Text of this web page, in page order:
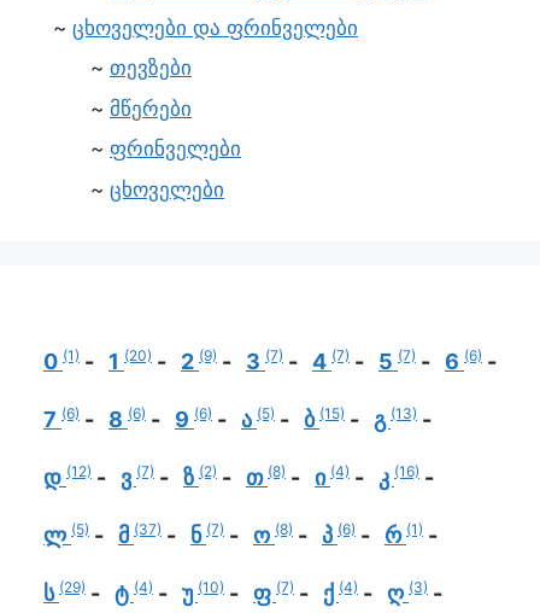
ცხოველები და ფრინველები
თევზები
მწერები
ფრინველები
ცხოველები
0 (1) 1 (20) 2 (9) 3 (7) 4 (7) 5 (7) 6 (6)
7 (6) 8 (6) 9 (6) ა (5) ბ (15) გ (13)
დ (12) ვ (7) ზ (2) თ (8) ი (4) კ (16)
ლ (5) მ (37) ნ (7) ო (8) პ (6) რ (1)
ს (29) ტ (4) უ (10) ფ (7) ქ (4) ღ (3)